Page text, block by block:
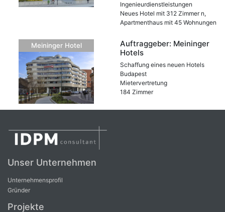
Ingenieurdienstleistungen
Neues Hotel mit 312 Zimmer n,
Apartmenthaus mit 45 Wohnungen
Meininger Hotel
Auftraggeber: Meininger
Hotels
Schaffung eines neuen Hotels
Budapest
Mietervertretung
184 Zimmer
Unser Unternehmen
Unternehmensprofil
Gründer
Projekte